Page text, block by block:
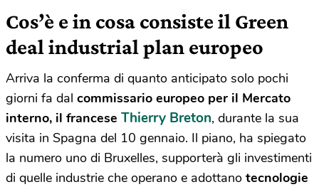
Cos’è e in cosa consiste il Green
deal industrial plan europeo
Arriva la conferma di quanto anticipato solo pochi
giorni fa dal commissario europeo per il Mercato
interno, il francese Thierry Breton, durante la sua
visita in Spagna del 10 gennaio. Il piano, ha spiegato
la numero uno di Bruxelles, supporterà gli investimenti
di quelle industrie che operano e adottano tecnologie